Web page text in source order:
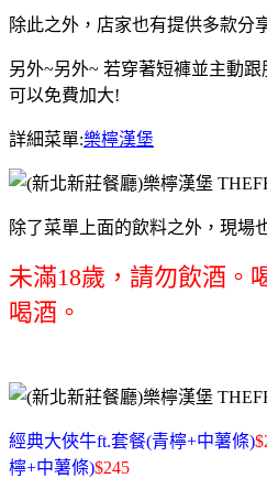
除此之外，店家也有提供多款分
另外~另外~ 若穿著短褲並主動
可以免費加大!
詳細菜單:樂檸漢堡
除了菜單上面的飲料之外，現場
未滿18歲，請勿飲酒。
喝酒。
經典大俠牛ft.套餐(青檸+中薯條)
檸+中薯條)$245